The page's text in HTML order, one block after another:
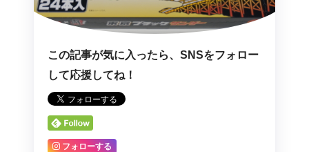
この記事が気に入ったら、SNSをフォロー
して応援してね！
フォローする